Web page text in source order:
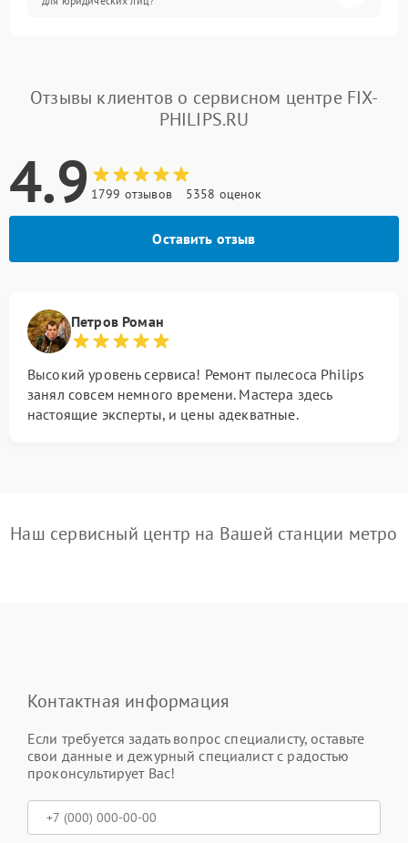
Отзывы клиентов о сервисном центре FIX-
PHILIPS.RU
4.9 1799 отзывов 5358 оценок
Оставить отзыв
Петров Роман
Высокий уровень сервиса! Ремонт пылесоса Philips
занял совсем немного времени. Мастера здесь
настоящие эксперты, и цены адекватные.
Наш сервисный центр на Вашей станции метро
Контактная информация
Если требуется задать вопрос специалисту, оставьте
свои данные и дежурный специалист с радостью
проконсультирует Вас!